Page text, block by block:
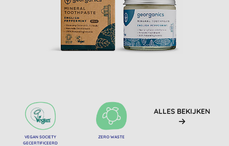
VEGAN SOCIETY
GECERTIFICEERD
ZERO WASTE
ALLES BEKIJKEN